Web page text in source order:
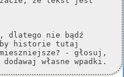
dlatego nie bądź
historie tutaj
- głosuj,
własne wpadki.